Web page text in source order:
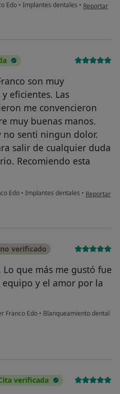
Edo • Implantes dentales • en opinión
Reportar
son muy
eficientes. Las
me convencieron
muy buenas manos.
senti ningun dolor.
salir de cualquier duda
Recomiendo esta
Edo • Implantes dentales • en opinión
Reportar
verificado
que más me gustó fue
y el amor por la
Franco Edo • Blanqueamiento dental
verificada